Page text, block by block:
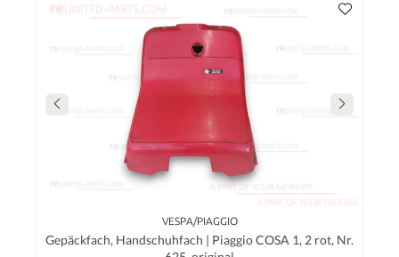
VESPA/PIAGGIO
Gepäckfach, Handschuhfach | Piaggio COSA 1, 2 rot, Nr.